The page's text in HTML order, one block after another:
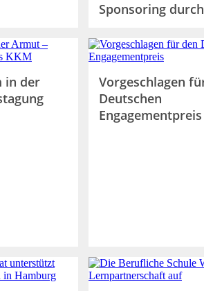
Sponsoring
in der
Vorgeschlagen
Deutschen
Engagementpreis